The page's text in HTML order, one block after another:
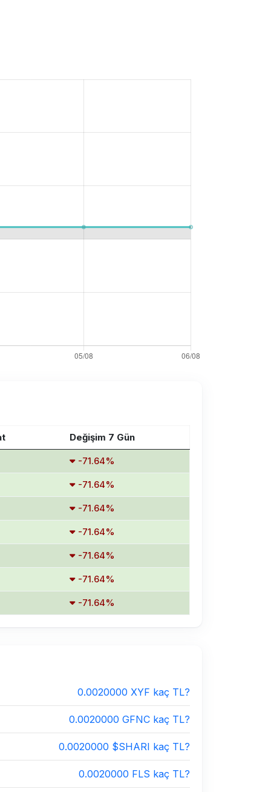
Değişim 7 Gün
-71.64%
-71.64%
-71.64%
-71.64%
-71.64%
-71.64%
-71.64%
0.0020000 XYF kaç TL?
0.0020000 GFNC kaç TL?
0.0020000 $SHARI kaç TL?
0.0020000 FLS kaç TL?